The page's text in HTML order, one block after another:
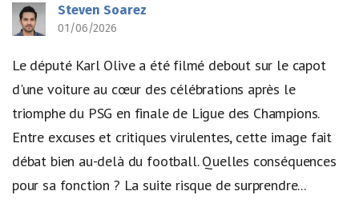
Steven Soarez
01/06/2026
Le député Karl Olive a été filmé debout sur le capot
d'une voiture au cœur des célébrations après le
triomphe du PSG en finale de Ligue des Champions.
Entre excuses et critiques virulentes, cette image fait
débat bien au-delà du football. Quelles conséquences
pour sa fonction ? La suite risque de surprendre...